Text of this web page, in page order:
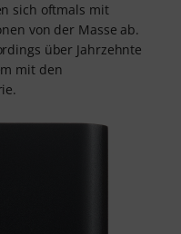
sich oftmals mit
von der Masse ab.
über Jahrzehnte
mit den